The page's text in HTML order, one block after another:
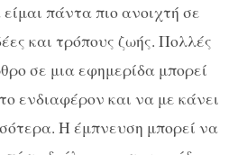
πάντα πιο ανοιχτή σε
και τρόπους ζωής. Πολλές
σε μια εφημερίδα μπορεί
ενδιαφέρον και να με κάνει
Η έμπνευση μπορεί να